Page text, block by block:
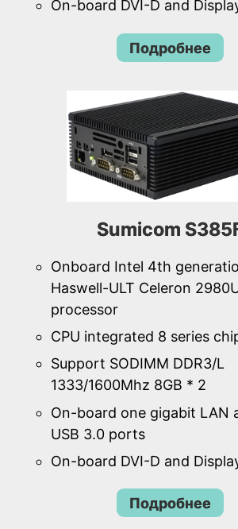
On-board DVI-D and
Подробнее
Sumicom
Onboard Intel 4th
Haswell-ULT Celeron
processor
CPU integrated 8 series
Support SODIMM DDR3/L
1333/1600Mhz 8GB * 2
On-board one gigabit LAN
USB 3.0 ports
On-board DVI-D and
Подробнее